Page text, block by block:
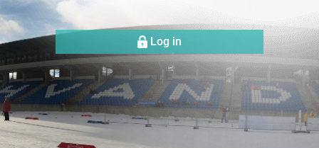
Log in